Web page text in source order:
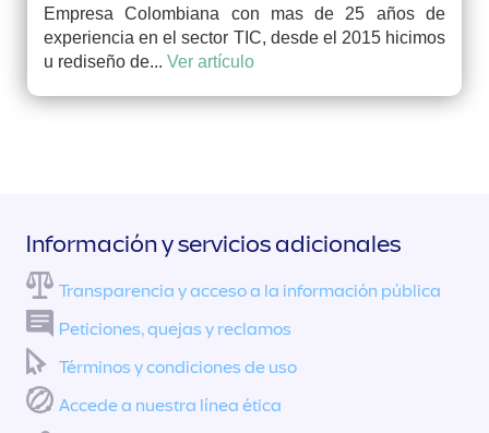
Empresa Colombiana con mas de 25 años de
experiencia en el sector TIC, desde el 2015 hicimos
u rediseño de... Ver artículo
Información y servicios adicionales
Transparencia y acceso a la información pública
Peticiones, quejas y reclamos
Términos y condiciones de uso
Accede a nuestra línea ética